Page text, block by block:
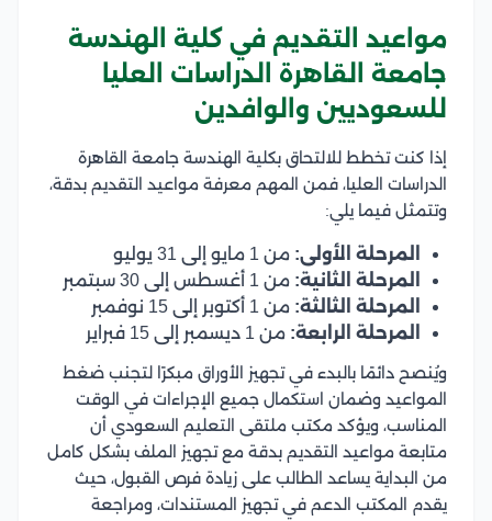
مواعيد التقديم في كلية الهندسة
جامعة القاهرة الدراسات العليا
للسعوديين والوافدين
إذا كنت تخطط للالتحاق بكلية الهندسة جامعة القاهرة
الدراسات العليا، فمن المهم معرفة مواعيد التقديم بدقة،
وتتمثل فيما يلي:
المرحلة الأولى: من 1 مايو إلى 31 يوليو
المرحلة الثانية: من 1 أغسطس إلى 30 سبتمبر
المرحلة الثالثة: من 1 أكتوبر إلى 15 نوفمبر
المرحلة الرابعة: من 1 ديسمبر إلى 15 فبراير
ويُنصح دائمًا بالبدء في تجهيز الأوراق مبكرًا لتجنب ضغط
المواعيد وضمان استكمال جميع الإجراءات في الوقت
المناسب، ويؤكد مكتب ملتقى التعليم السعودي أن
متابعة مواعيد التقديم بدقة مع تجهيز الملف بشكل كامل
من البداية يساعد الطالب على زيادة فرص القبول، حيث
يقدم المكتب الدعم في تجهيز المستندات، ومراجعة